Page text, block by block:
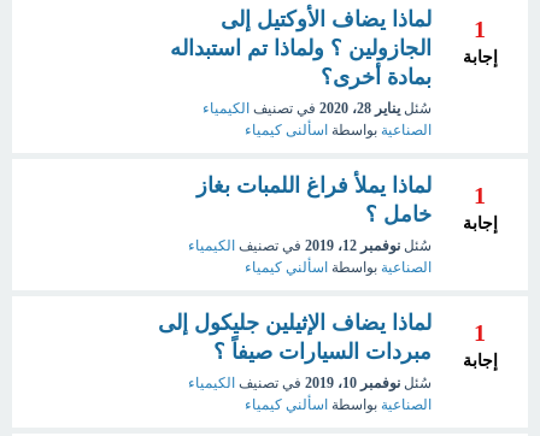
1
إجابة
لماذا يضاف الأوكتيل إلى
الجازولين ؟ ولماذا تم استبداله
بمادة أخرى؟
سُئل يناير 28، 2020 في تصنيف الكيمياء
الصناعية بواسطة اسألنى كيمياء
1
إجابة
لماذا يملأ فراغ اللمبات بغاز
خامل ؟
سُئل نوفمبر 12، 2019 في تصنيف الكيمياء
الصناعية بواسطة اسألني كيمياء
1
إجابة
لماذا يضاف الإثيلين جليكول إلى
مبردات السيارات صيفاً ؟
سُئل نوفمبر 10، 2019 في تصنيف الكيمياء
الصناعية بواسطة اسألني كيمياء